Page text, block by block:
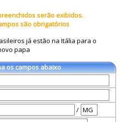
serão exibidos.
são obrigatórios
já estão na Itália para o
papa
os campos abaixo
/